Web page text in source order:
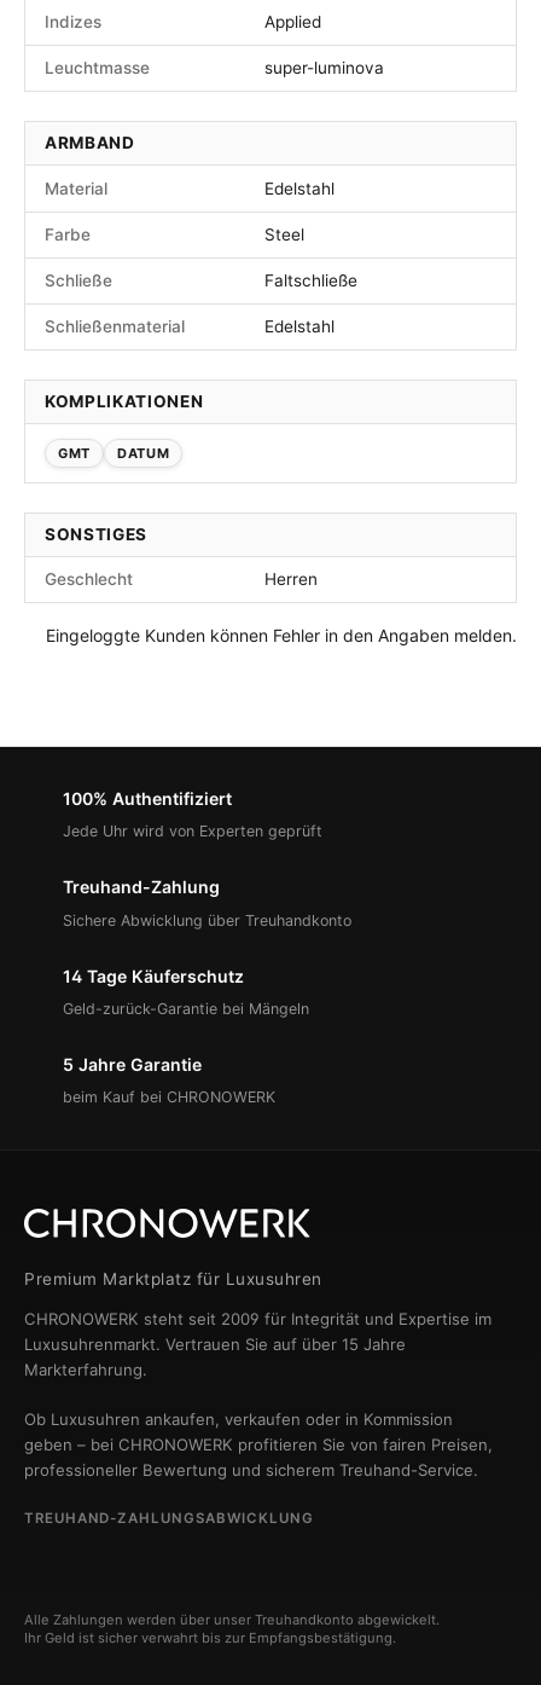
Indizes Applied
Leuchtmasse super-luminova
ARMBAND
Material Edelstahl
Farbe Steel
Schließe Faltschließe
Schließenmaterial Edelstahl
KOMPLIKATIONEN
GMT DATUM
SONSTIGES
Geschlecht Herren
Eingeloggte Kunden können Fehler in den Angaben melden.
100% Authentifiziert
Jede Uhr wird von Experten geprüft
Treuhand-Zahlung
Sichere Abwicklung über Treuhandkonto
14 Tage Käuferschutz
Geld-zurück-Garantie bei Mängeln
5 Jahre Garantie
beim Kauf bei CHRONOWERK
Premium Marktplatz für Luxusuhren
CHRONOWERK steht seit 2009 für Integrität und Expertise im
Luxusuhrenmarkt. Vertrauen Sie auf über 15 Jahre
Markterfahrung.
Ob Luxusuhren ankaufen, verkaufen oder in Kommission
geben – bei CHRONOWERK profitieren Sie von fairen Preisen,
professioneller Bewertung und sicherem Treuhand-Service.
TREUHAND-ZAHLUNGSABWICKLUNG
Alle Zahlungen werden über unser Treuhandkonto abgewickelt.
Ihr Geld ist sicher verwahrt bis zur Empfangsbestätigung.